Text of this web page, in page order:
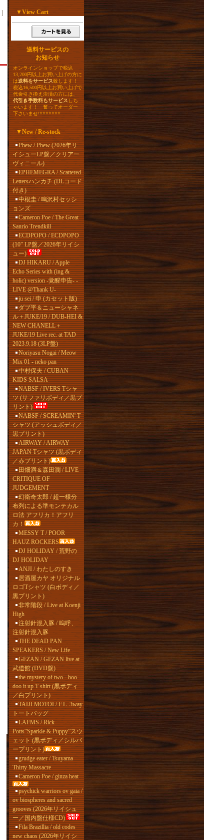
］ ▼View Cart
送料サービスの
お知らせ
オンラインショップで税込
13,200円以上お買い上げの方に
は送料をサービス致します！
税込16,500円以上お買い上げで
代金引き換え決済の方には、
代引き手数料もサービスしち
ゃいます！ 奮ってオーダー
下さいませ!!!!!!!!!!!!!!!
▼New / Re-stock
Phew / Phew (2026年リ
イシューLP盤／クリアー
ヴィニール)
EPHEMEGRA / Scattered
Lettersハンカチ (DLコード
付き)
中根圭 / 鳴沢村セッシ
ョンズ
Cameron Poe / The Great
Sanrio Trendkill
ECDPOPO / ECDPOPO
(10" LP盤／2026年リイシ
ュー)
DJ HIKARU / Apple
Echo Series with (ing &
holic) version -覚醒申告- -
LIVE @Thank U-
ju sei / 申 (カセット版)
ダブ平＆ニューシャネ
ル＋JUKE/19 / DUB-HEI &
NEW CHANELL＋
JUKE/19 Live rec. at TAD
2023.9.18 (3LP盤)
Noriyasu Nogai / Meow
Mix 01 - neko pan
中村保夫 / CUBAN
KIDS SALSA
NABSF / IVERS Tシャ
ツ (サファリボディ／黒プ
リント)
NABSF / SCREAMIN' T
シャツ (アッシュボディ／
黒プリント)
AIRWAY / AIRWAY
JAPAN Tシャツ (黒ボディ
／赤プリント)
田畑満＆森田潤 / LIVE
CRITIQUE OF
JUDGEMENT
幻衛奇太郎 / 超一様分
布列による準モンテカル
ロ法 アフリカ！アフリ
カ！
MESSY T / POOR
HAUZ ROCKERS
DJ HOLIDAY / 荒野の
DJ HOLIDAY
ANJI / わたしのすき
居酒屋カヤ オリジナル
ロゴTシャツ (白ボディ／
黒プリント)
非常階段 / Live at Koenji
High
注射針混入豚 / 嗚呼、
注射針混入豚
THE DEAD PAN
SPEAKERS / New Life
GEZAN / GEZAN live at
武道館 (DVD盤)
the mystery of two - hoo
doo it up T-shirt (黒ボディ
／白プリント)
TAIJI MOTOI / F.L. 3way
トートバッグ
LAFMS / Rick
Potts“Sparkle & Puppy”スウ
ェット (黒ボディ／シルバ
ープリント)
grudge eater / Tsuyama
Thirty Massacre
Cameron Poe / ginza heat
psychick warriors ov gaia /
ov biospheres and sacred
grooves (2026年リイシュ
ー／国内盤仕様CD)
Fila Brazillia / old codes
new chaos (2026年リイシ